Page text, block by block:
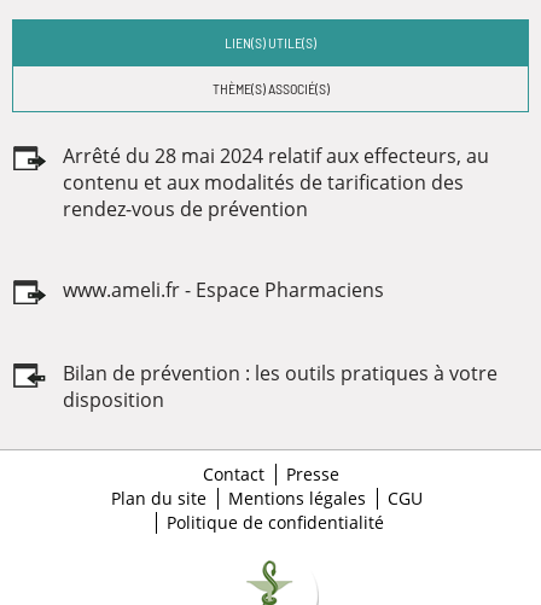
LIEN(S) UTILE(S)
THÈME(S) ASSOCIÉ(S)
Arrêté du 28 mai 2024 relatif aux effecteurs, au
contenu et aux modalités de tarification des
rendez-vous de prévention
www.ameli.fr - Espace Pharmaciens
Bilan de prévention : les outils pratiques à votre
disposition
Contact
Presse
Plan du site
Mentions légales
CGU
Politique de confidentialité